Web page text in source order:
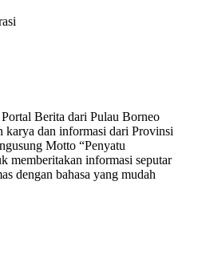
Berita dari Pulau Borneo
karya dan informasi dari Provinsi
Motto “Penyatu
memberitakan informasi seputar
dengan bahasa yang mudah